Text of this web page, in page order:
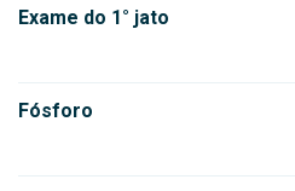
Exame do 1° jato
Fósforo